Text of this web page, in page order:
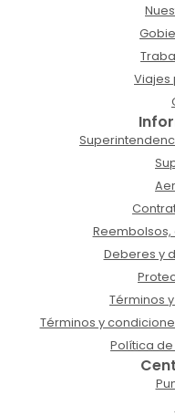
Viajes
Deberes y
Términos
Términos y
Política